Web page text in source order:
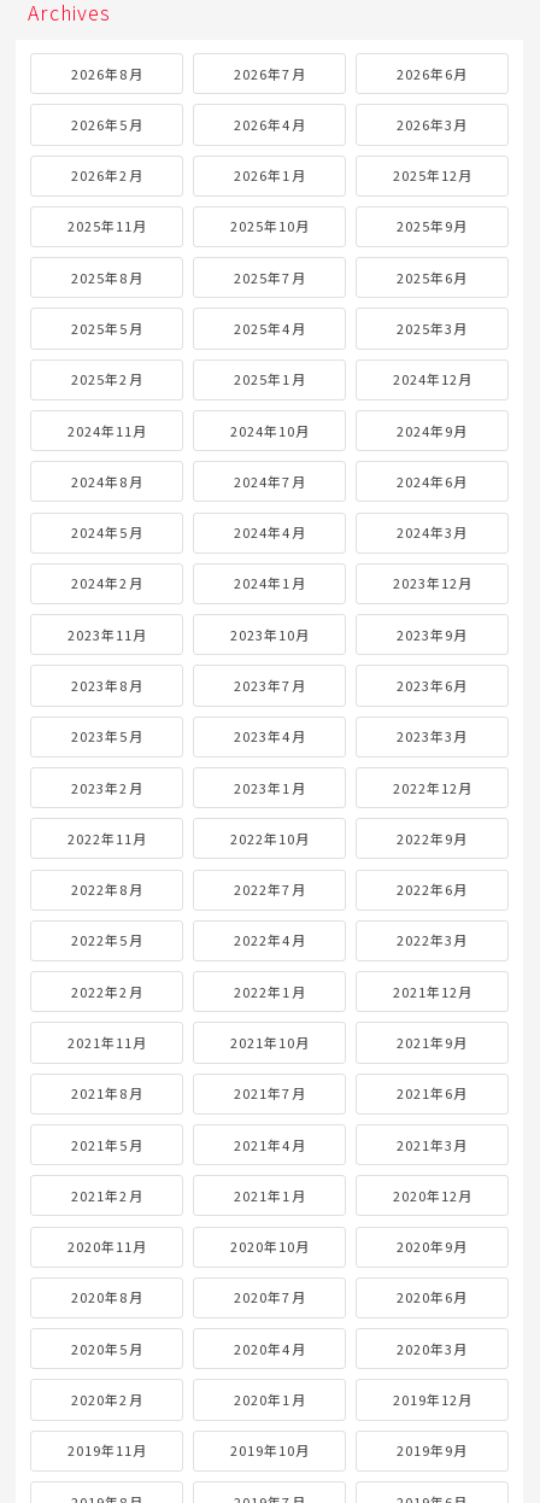
Archives
2026年8月 2026年7月 2026年6月
2026年5月 2026年4月 2026年3月
2026年2月 2026年1月 2025年12月
2025年11月 2025年10月 2025年9月
2025年8月 2025年7月 2025年6月
2025年5月 2025年4月 2025年3月
2025年2月 2025年1月 2024年12月
2024年11月 2024年10月 2024年9月
2024年8月 2024年7月 2024年6月
2024年5月 2024年4月 2024年3月
2024年2月 2024年1月 2023年12月
2023年11月 2023年10月 2023年9月
2023年8月 2023年7月 2023年6月
2023年5月 2023年4月 2023年3月
2023年2月 2023年1月 2022年12月
2022年11月 2022年10月 2022年9月
2022年8月 2022年7月 2022年6月
2022年5月 2022年4月 2022年3月
2022年2月 2022年1月 2021年12月
2021年11月 2021年10月 2021年9月
2021年8月 2021年7月 2021年6月
2021年5月 2021年4月 2021年3月
2021年2月 2021年1月 2020年12月
2020年11月 2020年10月 2020年9月
2020年8月 2020年7月 2020年6月
2020年5月 2020年4月 2020年3月
2020年2月 2020年1月 2019年12月
2019年11月 2019年10月 2019年9月